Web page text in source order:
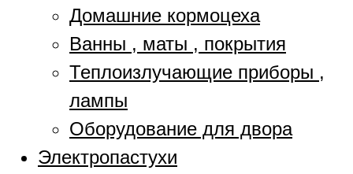
Домашние кормоцеха
Ванны , маты , покрытия
Теплоизлучающие приборы ,
лампы
Оборудование для двора
Электропастухи